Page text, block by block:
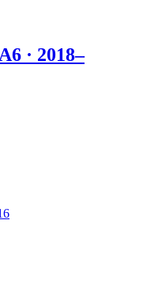
· 2018–